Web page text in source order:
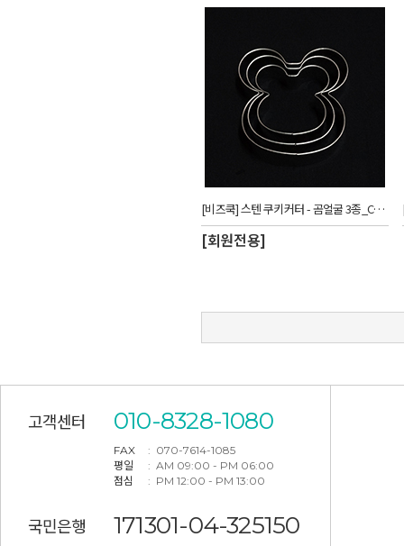
[비즈쿡] 스텐 쿠키커터 - 곰얼굴 3종_CUW
[회원전용]
고객센터 010-8328-1080
FAX
: 070-7614-1085
평일
: AM 09:00 - PM 06:00
점심
: PM 12:00 - PM 13:00
국민은행 171301-04-325150